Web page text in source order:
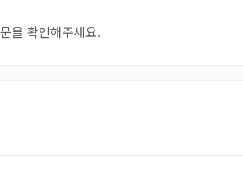
을 확인해주세요.